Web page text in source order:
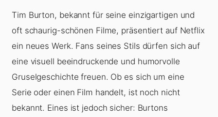
Tim Burton, bekannt für seine einzigartigen und
oft schaurig-schönen Filme, präsentiert auf Netflix
ein neues Werk. Fans seines Stils dürfen sich auf
eine visuell beeindruckende und humorvolle
Gruselgeschichte freuen. Ob es sich um eine
Serie oder einen Film handelt, ist noch nicht
bekannt. Eines ist jedoch sicher: Burtons